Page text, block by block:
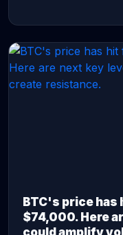
BTC's price
$74,000. Here
could amplify